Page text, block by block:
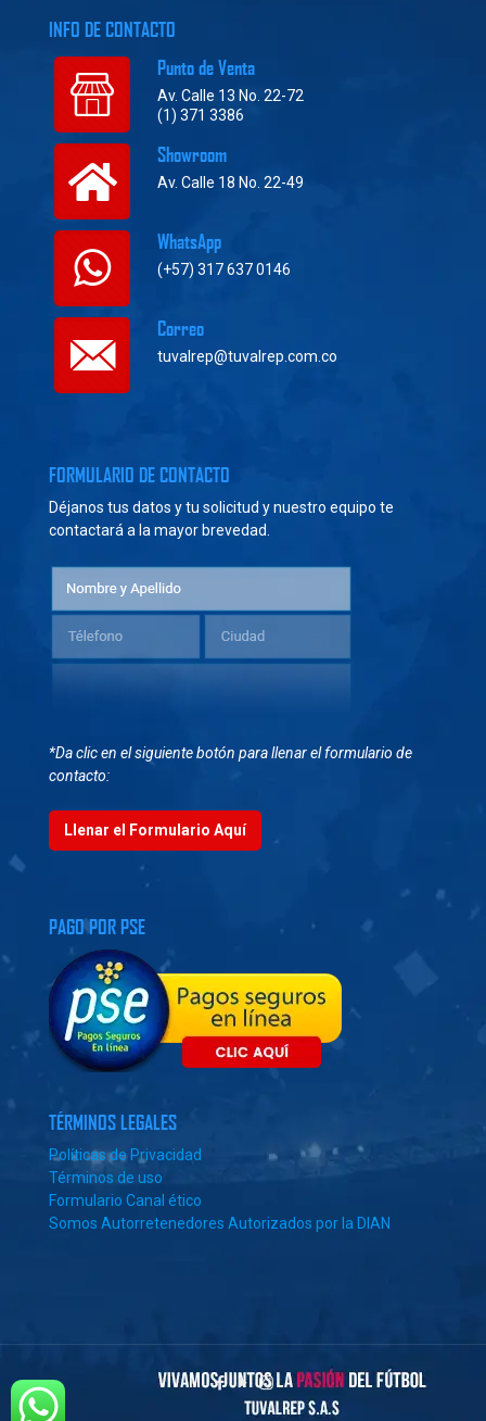
INFO DE CONTACTO
Punto de Venta
Av. Calle 13 No. 22-72
(1) 371 3386
Showroom
Av. Calle 18 No. 22-49
WhatsApp
(+57) 317 637 0146
Correo
tuvalrep@tuvalrep.com.co
FORMULARIO DE CONTACTO
Déjanos tus datos y tu solicitud y nuestro equipo te
contactará a la mayor brevedad.
*Da clic en el siguiente botón para llenar el formulario de
contacto:
Llenar el Formulario Aquí
PAGO POR PSE
TÉRMINOS LEGALES
Políticas de Privacidad
Términos de uso
Formulario Canal ético
Somos Autorretenedores Autorizados por la DIAN